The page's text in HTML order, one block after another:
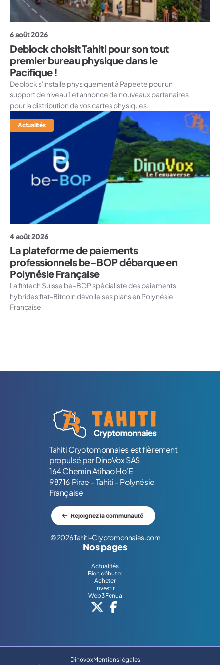
6 août 2026
Deblock choisit Tahiti pour son tout
premier bureau physique dans le
Pacifique !
Deblock s'installe physiquement à Papeete pour un
support de niveau 1 et annonce de nouveaux partenaires
pour la distribution de vos cartes physiques.
Actualités
4 août 2026
La plateforme de paiements
professionnels be-BOP débarque en
Polynésie Française
La fintech Suisse be-BOP spécialiste des paiements
hybrides fiat-Bitcoin dévoile ses plans en Polynésie
Française
Tahiti Cryptomonnaies est fièrement
propulsé par DinoVox SAS
164 Chemin Atihao Ho'E
98716 Pirae - Tahiti - Polynésie
Française
Rejoignez la communauté
© 2026 Tahiti-Cryptomonnaies.com
Nos pages
Actualités
Bien débuter
Acheter
Investir
Web3 Fenua
DinovoxMentions légales